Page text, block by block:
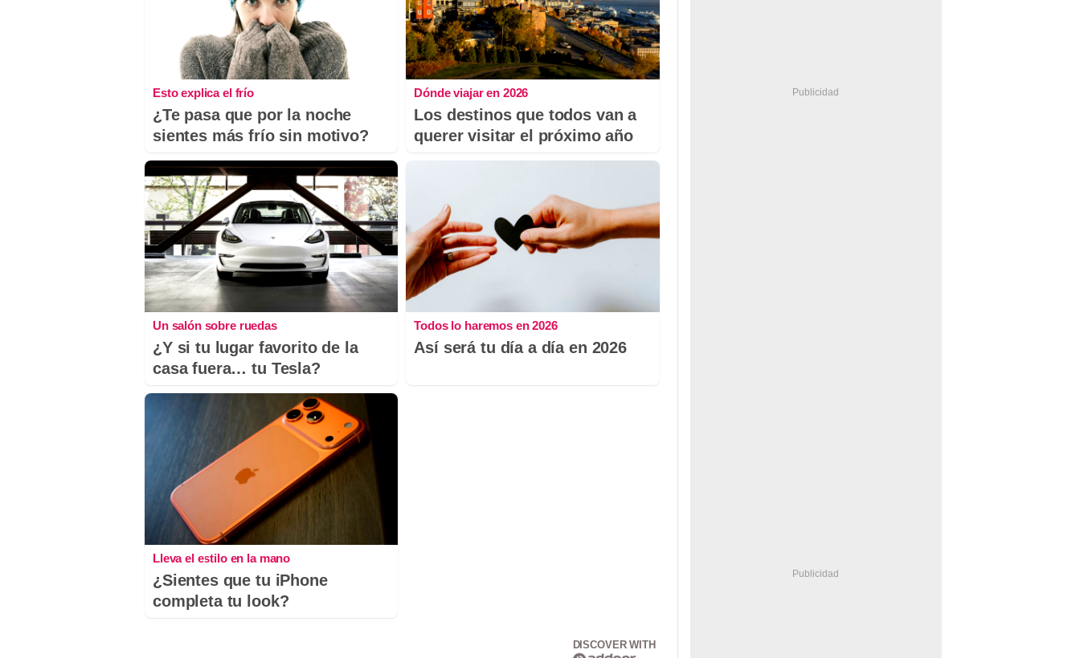
Esto explica el frío
¿Te pasa que por la noche
sientes más frío sin motivo?
Dónde viajar en 2026
Los destinos que todos van a
querer visitar el próximo año
Un salón sobre ruedas
¿Y si tu lugar favorito de la
casa fuera… tu Tesla?
Todos lo haremos en 2026
Así será tu día a día en 2026
Lleva el estilo en la mano
¿Sientes que tu iPhone
completa tu look?
DISCOVER WITH